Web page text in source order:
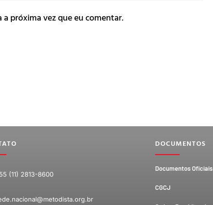
próxima vez que eu comentar.
(11) 2813-8600
DOCUMENTOS
Documentos Oficiais
CGCJ